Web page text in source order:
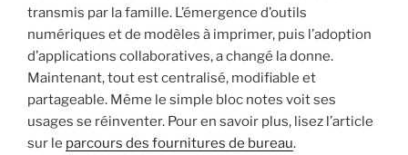
transmis par la famille. L’émergence d’outils
numériques et de modèles à imprimer, puis l’adoption
d’applications collaboratives, a changé la donne.
Maintenant, tout est centralisé, modifiable et
partageable. Même le simple bloc notes voit ses
usages se réinventer. Pour en savoir plus, lisez l’article
sur le parcours des fournitures de bureau.